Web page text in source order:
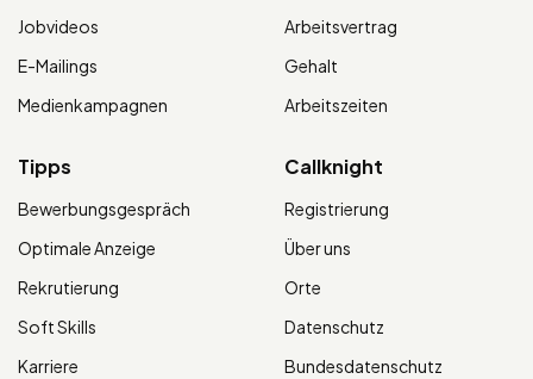
Jobvideos
E-Mailings
Medienkampagnen
Arbeitsvertrag
Gehalt
Arbeitszeiten
Tipps
Bewerbungsgespräch
Optimale Anzeige
Rekrutierung
Soft Skills
Karriere
Callknight
Registrierung
Über uns
Orte
Datenschutz
Bundesdatenschutz